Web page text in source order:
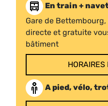
En train +
Gare de
directe et gratuite
bâtiment
HORAIRES
A pied, vélo,